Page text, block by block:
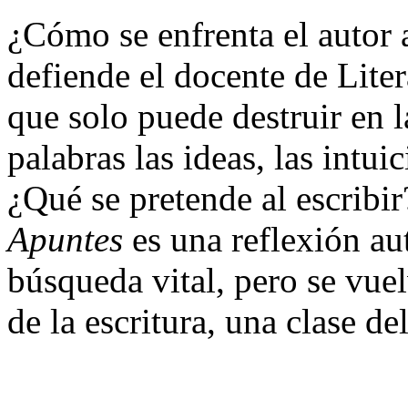
¿Cómo se enfrenta el
defiende el docente de
que solo puede destruir en
palabras las ideas, las
¿Qué se pretende al
Apuntes es una reflexión
búsqueda vital, pero se
de la escritura, una clase